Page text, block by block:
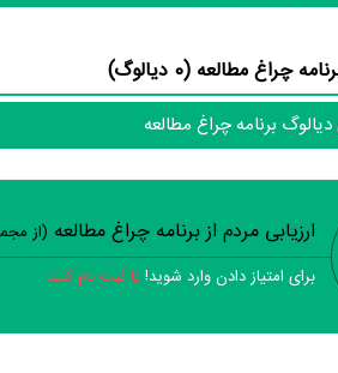
چراغ مطالعه (0 دیالوگ)
برنامه چراغ مطالعه
ارزیابی مردم از برنامه چراغ مطالعه (از
برای امتیاز دادن وارد شوید! یا ثبت نام کنید